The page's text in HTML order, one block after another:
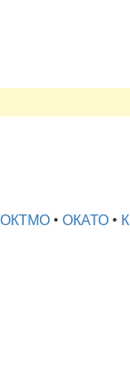
ОКТМО• ОКАТО•